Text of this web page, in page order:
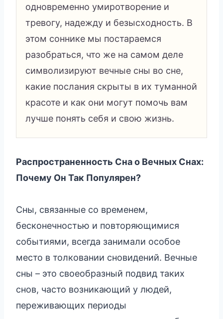
одновременно умиротворение и
тревогу, надежду и безысходность. В
этом соннике мы постараемся
разобраться, что же на самом деле
символизируют вечные сны во сне,
какие послания скрыты в их туманной
красоте и как они могут помочь вам
лучше понять себя и свою жизнь.
Распространенность Сна о Вечных Снах:
Почему Он Так Популярен?
Сны, связанные со временем,
бесконечностью и повторяющимися
событиями, всегда занимали особое
место в толковании сновидений. Вечные
сны – это своеобразный подвид таких
снов, часто возникающий у людей,
переживающих периоды